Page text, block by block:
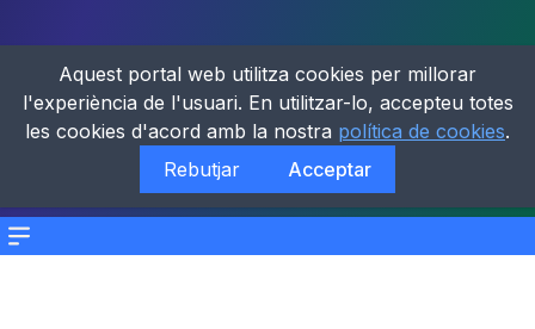
Menu
Aquest portal web utilitza cookies per millorar
l'experiència de l'usuari. En utilitzar-lo, accepteu totes
les cookies d'acord amb la nostra política de cookies.
Rebutjar
Acceptar